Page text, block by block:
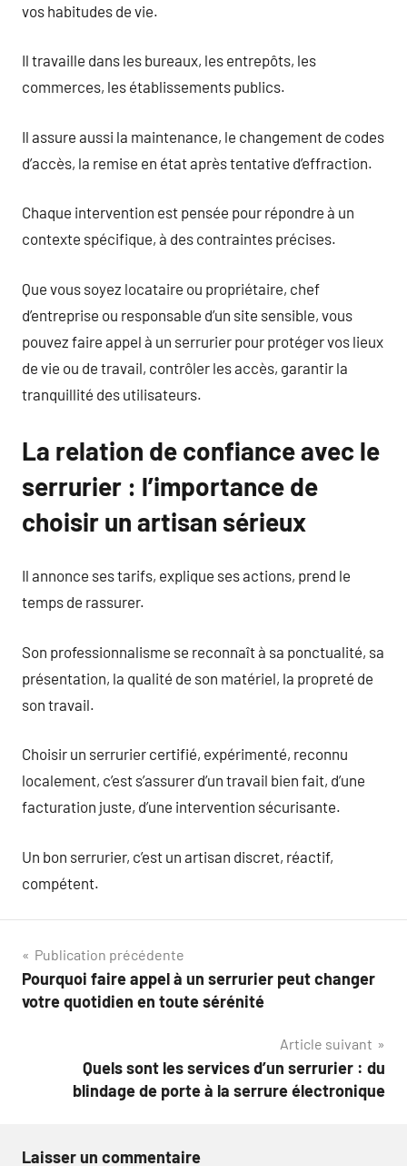
vos habitudes de vie.
Il travaille dans les bureaux, les entrepôts, les
commerces, les établissements publics.
Il assure aussi la maintenance, le changement de codes
d’accès, la remise en état après tentative d’effraction.
Chaque intervention est pensée pour répondre à un
contexte spécifique, à des contraintes précises.
Que vous soyez locataire ou propriétaire, chef
d’entreprise ou responsable d’un site sensible, vous
pouvez faire appel à un serrurier pour protéger vos lieux
de vie ou de travail, contrôler les accès, garantir la
tranquillité des utilisateurs.
La relation de confiance avec le
serrurier : l’importance de
choisir un artisan sérieux
Il annonce ses tarifs, explique ses actions, prend le
temps de rassurer.
Son professionnalisme se reconnaît à sa ponctualité, sa
présentation, la qualité de son matériel, la propreté de
son travail.
Choisir un serrurier certifié, expérimenté, reconnu
localement, c’est s’assurer d’un travail bien fait, d’une
facturation juste, d’une intervention sécurisante.
Un bon serrurier, c’est un artisan discret, réactif,
compétent.
Navigation
de
Publication précédente
Pourquoi faire appel à un serrurier peut changer
votre quotidien en toute sérénité
Article suivant
Quels sont les services d’un serrurier : du
blindage de porte à la serrure électronique
Laisser un commentaire